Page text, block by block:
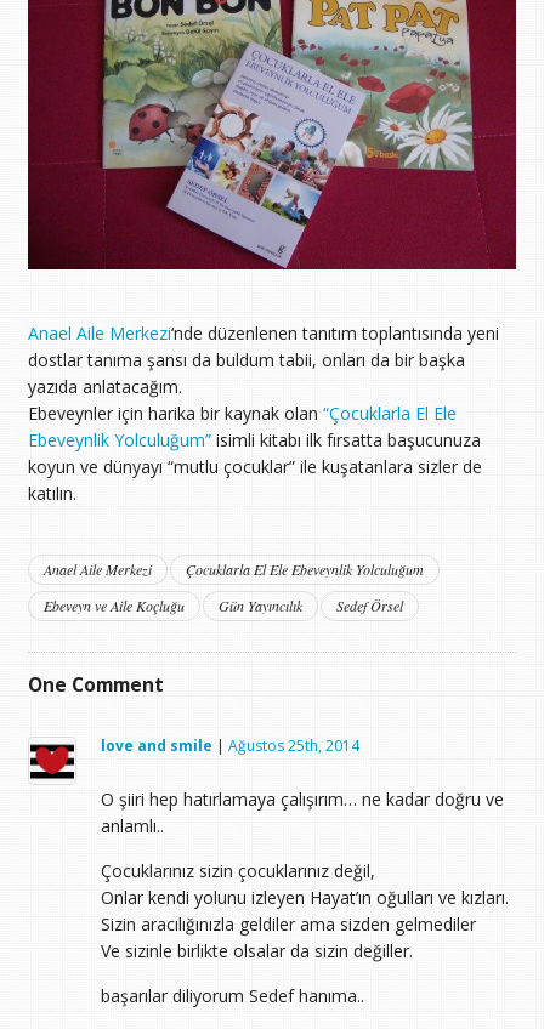
Anael Aile Merkezi‘nde düzenlenen tanıtım toplantısında yeni
dostlar tanıma şansı da buldum tabii, onları da bir başka
yazıda anlatacağım.
Ebeveynler için harika bir kaynak olan “Çocuklarla El Ele
Ebeveynlik Yolculuğum”isimli kitabı ilk fırsatta başucunuza
koyun ve dünyayı “mutlu çocuklar” ile kuşatanlara sizler de
katılın.
Anael Aile Merkezi
Çocuklarla El Ele Ebeveynlik Yolculuğum
Ebeveyn ve Aile Koçluğu
Gün Yayıncılık Sedef Örsel
One Comment
love and smile | Ağustos 25th, 2014
O şiiri hep hatırlamaya çalışırım… ne kadar doğru ve
anlamlı..
Çocuklarınız sizin çocuklarınız değil,
Onlar kendi yolunu izleyen Hayat’ın oğulları ve kızları.
Sizin aracılığınızla geldiler ama sizden gelmediler
Ve sizinle birlikte olsalar da sizin değiller.
başarılar diliyorum Sedef hanıma..